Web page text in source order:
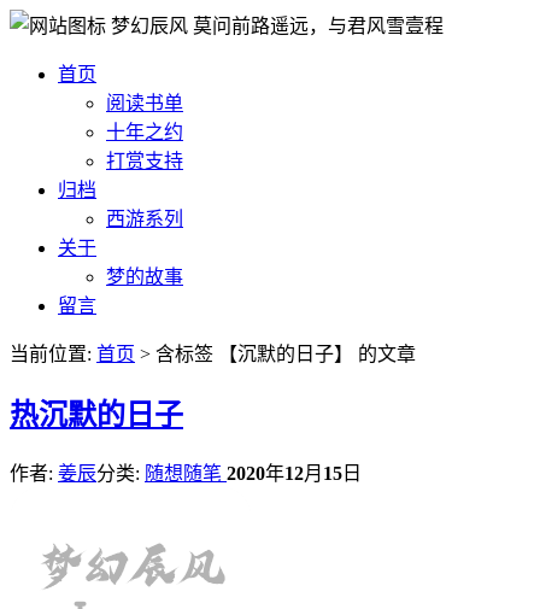
梦幻辰风 莫问前路遥远，与君风雪壹程
首页
阅读书单
十年之约
打赏支持
归档
西游系列
关于
梦的故事
留言
当前位置: 首页 > 含标签 【沉默的日子】 的文章
热沉默的日子
作者: 姜辰分类: 随想随笔 2020年12月 15 日